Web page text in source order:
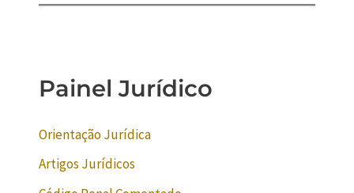
Painel Jurídico
Orientação Jurídica
Artigos Jurídicos